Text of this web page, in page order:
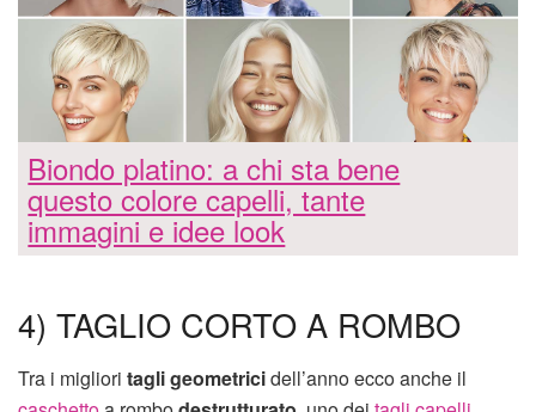
Biondo platino: a chi sta bene
questo colore capelli, tante
immagini e idee look
4) TAGLIO CORTO A ROMBO
Tra i migliori tagli geometricidell’anno ecco anche il